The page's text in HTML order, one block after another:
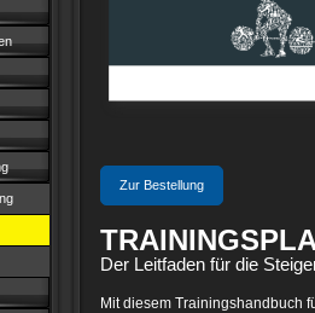
Zur Bestellung
Der Leitfaden für die
Mit diesem Trainingshandbuch